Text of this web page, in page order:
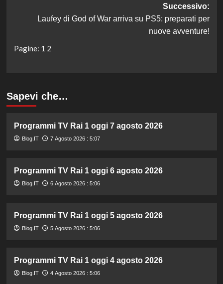
Successivo:
Laufey di God of War arriva su PS5: preparati per
nuove avventure!
Pagine: 1 2
Sapevi che…
Programmi TV Rai 1 oggi 7 agosto 2026
Blog.IT 7 Agosto 2026 : 5:07
Programmi TV Rai 1 oggi 6 agosto 2026
Blog.IT 6 Agosto 2026 : 5:06
Programmi TV Rai 1 oggi 5 agosto 2026
Blog.IT 5 Agosto 2026 : 5:06
Programmi TV Rai 1 oggi 4 agosto 2026
Blog.IT 4 Agosto 2026 : 5:06